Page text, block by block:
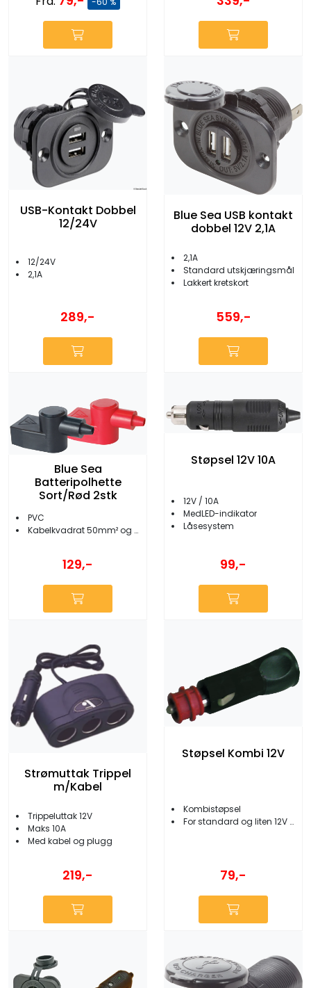
USB-Kontakt Dobbel
12/24V
12/24V
2,1A
289,-
Blue Sea USB kontakt
dobbel 12V 2,1A
2,1A
Standard utskjæringsmål
Lakkert kretskort
559,-
Blue Sea
Batteripolhette
Sort/Rød 2stk
PVC
Kabelkvadrat 50mm² og 70mm²
129,-
Støpsel 12V 10A
12V / 10A
MedLED-indikator
Låsesystem
99,-
Strømuttak Trippel
m/Kabel
Trippeluttak 12V
Maks 10A
Med kabel og plugg
219,-
Støpsel Kombi 12V
Kombistøpsel
For standard og liten 12V uttak
79,-